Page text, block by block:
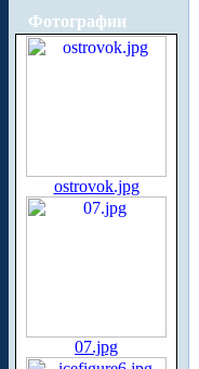
Фотографии
ostrovok.jpg
07.jpg